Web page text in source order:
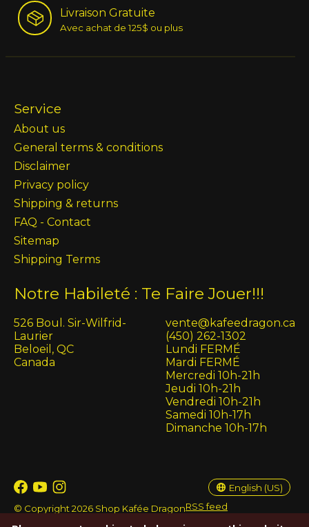
Livraison Gratuite
Avec achat de 125$ ou plus
Service
About us
General terms & conditions
Disclaimer
Privacy policy
Shipping & returns
FAQ - Contact
Sitemap
Shipping Terms
Notre Habileté : Te Faire Jouer!!!
526 Boul. Sir-Wilfrid-
Laurier
Beloeil, QC
Canada
vente@kafeedragon.ca
(450) 262-1302
Lundi FERMÉ
Mardi FERMÉ
Mercredi 10h-21h
Jeudi 10h-21h
Vendredi 10h-21h
Samedi 10h-17h
Dimanche 10h-17h
© Copyright 2026 Shop Kafée DragonRSS feed
English (US)
English (US)